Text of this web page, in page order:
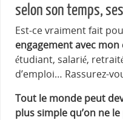
selon son temps,
Est-ce vraiment fait
engagement avec
étudiant, salarié,
d’emploi… Rassurez-
Tout le monde peut
plus simple qu’on ne le